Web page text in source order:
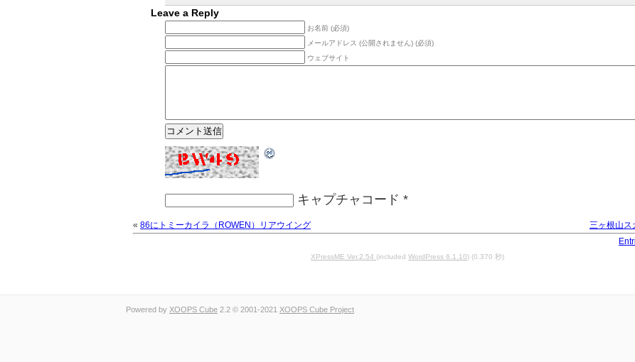
Leave a Reply
お名前 (必須)
メールアドレス (公開されません) (必須)
ウェブサイト
キャプチャコード *
« 86にトミーカイラ（ROWEN）リアウイング 三ヶ根山ス
XPressME Ver.2.54 (included WordPress 6.1.10) (0.370 秒)
Powered by XOOPS Cube 2.2 © 2001-2021 XOOPS Cube Project